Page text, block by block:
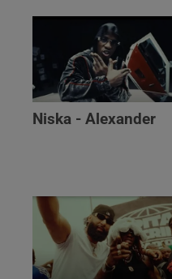
Niska - Alexander